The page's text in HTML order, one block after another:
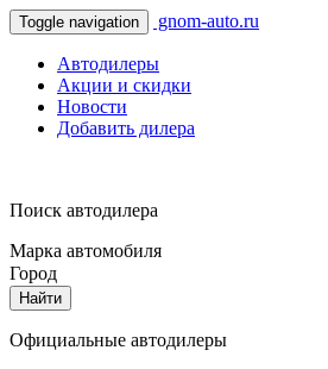
Toggle navigation gnom-auto.ru
Автодилеры
Акции и скидки
Новости
Добавить дилера
Поиск автодилера
Марка автомобиля
Город
Найти
Официальные автодилеры